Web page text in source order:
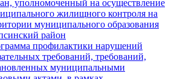
уполномоченный на осуществление
жилищного контроля на
муниципального образования
район
профилактики нарушений
требований, требований,
муниципальными